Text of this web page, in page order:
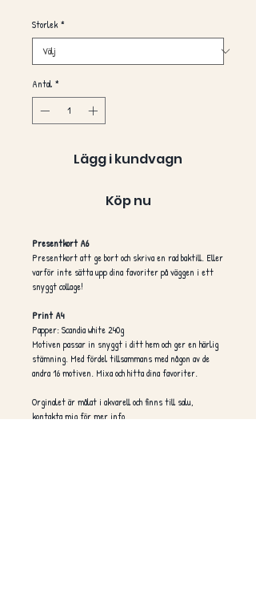
Storlek *
Antal *
Lägg i kundvagn
Köp nu
Presentkort A6
Presentkort att ge bort och skriva en rad baktill. Eller
varför inte sätta upp dina favoriter på väggen i ett
snyggt collage!
Print A4
Papper: Scandia white 240g
Motiven passar in snyggt i ditt hem och ger en härlig
stämning. Med fördel tillsammans med någon av de
andra 16 motiven. Mixa och hitta dina favoriter.
Orginalet är målat i akvarell och finns till salu,
kontakta mig för mer info.